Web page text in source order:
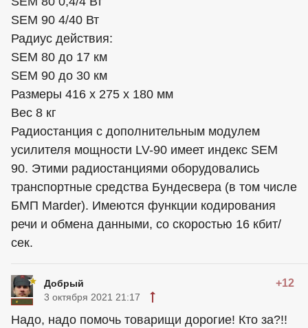
SEM 90 4/40 Вт
Радиус действия:
SEM 80 до 17 км
SEM 90 до 30 км
Размеры 416 х 275 х 180 мм
Вес 8 кг
Радиостанция с дополнительным модулем
усилителя мощности LV-90 имеет индекс SEM
90. Этими радиостанциями оборудовались
транспортные средства Бундесвера (в том числе
БМП Marder). Имеются функции кодирования
речи и обмена данными, со скоростью 16 кбит/
сек.
Добрый +12
3 октября 2021 21:17
Надо, надо помочь товарищи дорогие! Кто за?!!